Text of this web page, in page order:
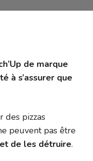
de marque
à s’assurer que
des pizzas
peuvent pas être
de les détruire.